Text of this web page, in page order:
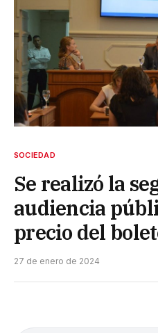
SOCIEDAD
Se realizó la
audiencia
precio del
27 de enero de 2024